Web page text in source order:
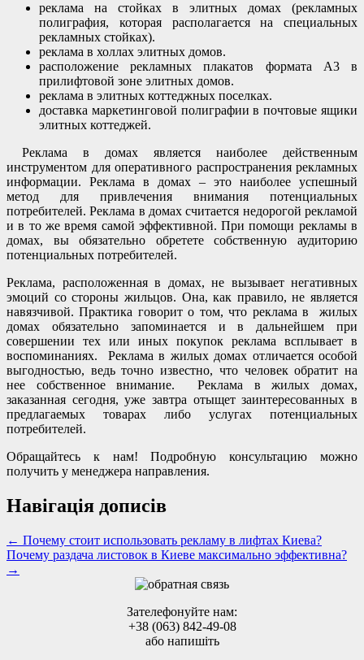
реклама на стойках в элитных домах (рекламных
полиграфия, которая располагается на специальных
рекламных стойках).
реклама в холлах элитных домов.
расположение рекламных плакатов формата А3 в
прилифтовой зоне элитных домов.
реклама в элитных коттеджных поселках.
доставка маркетинговой полиграфии в почтовые ящики
элитных коттеджей.
Реклама в домах является наиболее действенным
инструментом для оперативного распространения рекламных
информации. Реклама в домах – это наиболее успешный
метод для привлечения внимания потенциальных
потребителей. Реклама в домах считается недорогой рекламой
и в то же время самой эффективной. При помощи рекламы в
домах, вы обязательно обретете собственную аудиторию
потенциальных потребителей.
Реклама, расположенная в домах, не вызывает негативных
эмоций со стороны жильцов. Она, как правило, не является
навязчивой. Практика говорит о том, что реклама в жилых
домах обязательно запоминается и в дальнейшем при
совершении тех или иных покупок реклама всплывает в
воспоминаниях. Реклама в жилых домах отличается особой
выгодностью, ведь точно известно, что человек обратит на
нее собственное внимание. Реклама в жилых домах,
заказанная сегодня, уже завтра отыщет заинтересованных в
предлагаемых товарах либо услугах потенциальных
потребителей.
Обращайтесь к нам! Подробную консультацию можно
получить у менеджера направления.
Навігація дописів
← Почему стоит использовать рекламу в лифтах Киева?
Почему раздача листовок в Киеве максимально эффективна?
→
Зателефонуйте нам:
+38 (063) 842-49-08
або напишіть